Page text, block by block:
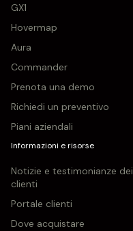
GX1
Hovermap
Aura
Commander
Prenota una demo
Richiedi un preventivo
Piani aziendali
Informazioni e risorse
Notizie e testimonianze dei
clienti
Portale clienti
Dove acquistare